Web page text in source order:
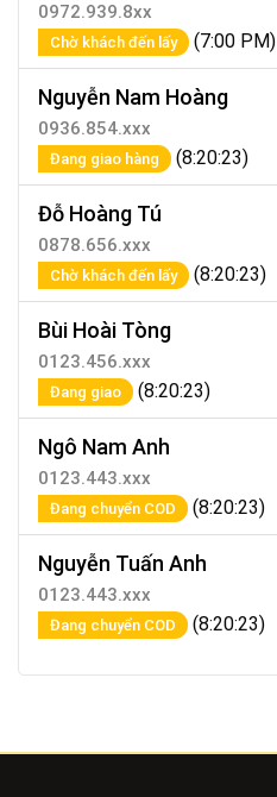
0972.939.8xx
Chờ khách đến lấy (7:00 PM)
Nguyễn Nam Hoàng
0936.854.xxx
Đang giao hàng (8:20:23)
Đỗ Hoàng Tú
0878.656.xxx
Chờ khách đến lấy (8:20:23)
Bùi Hoài Tòng
0123.456.xxx
Đang giao (8:20:23)
Ngô Nam Anh
0123.443.xxx
Đang chuyển COD (8:20:23)
Nguyễn Tuấn Anh
0123.443.xxx
Đang chuyển COD (8:20:23)